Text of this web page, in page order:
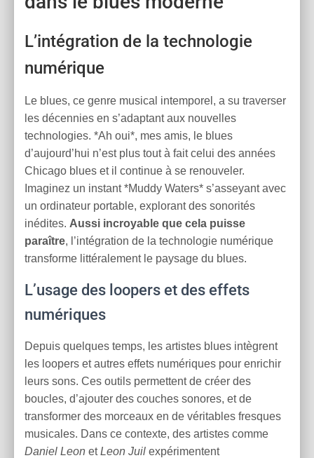
L’intégration de la technologie
numérique
Le blues, ce genre musical intemporel, a su traverser
les décennies en s’adaptant aux nouvelles
technologies. *Ah oui*, mes amis, le blues
d’aujourd’hui n’est plus tout à fait celui des années
Chicago blues et il continue à se renouveler.
Imaginez un instant *Muddy Waters* s’asseyant avec
un ordinateur portable, explorant des sonorités
inédites. Aussi incroyable que cela puisse
paraître, l’intégration de la technologie numérique
transforme littéralement le paysage du blues.
L’usage des loopers et des effets
numériques
Depuis quelques temps, les artistes blues intègrent
les loopers et autres effets numériques pour enrichir
leurs sons. Ces outils permettent de créer des
boucles, d’ajouter des couches sonores, et de
transformer des morceaux en de véritables fresques
musicales. Dans ce contexte, des artistes comme
Daniel Leon etLeon Juil expérimentent